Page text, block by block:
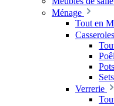
Ménage
Tout en
Pots
Verrerie